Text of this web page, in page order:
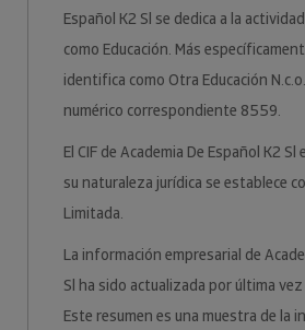
Español K2 Sl se dedica a la
como Educación. Más
identifica como Otra Educación
numérico correspondiente 8559.
El CIF de Academia De Español K2
su naturaleza jurídica se establece
Limitada.
La información empresarial de
Sl ha sido actualizada por última
Este resumen es una muestra de la